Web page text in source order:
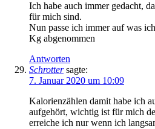
Ich habe auch immer gedacht,
für mich sind.
Nun passe ich immer auf was
Kg abgenommen
Antworten
Schrotter sagte:
7. Januar 2020 um 10:09
Kalorienzählen damit habe ich
aufgehört, wichtig ist für mich
erreiche ich nur wenn ich